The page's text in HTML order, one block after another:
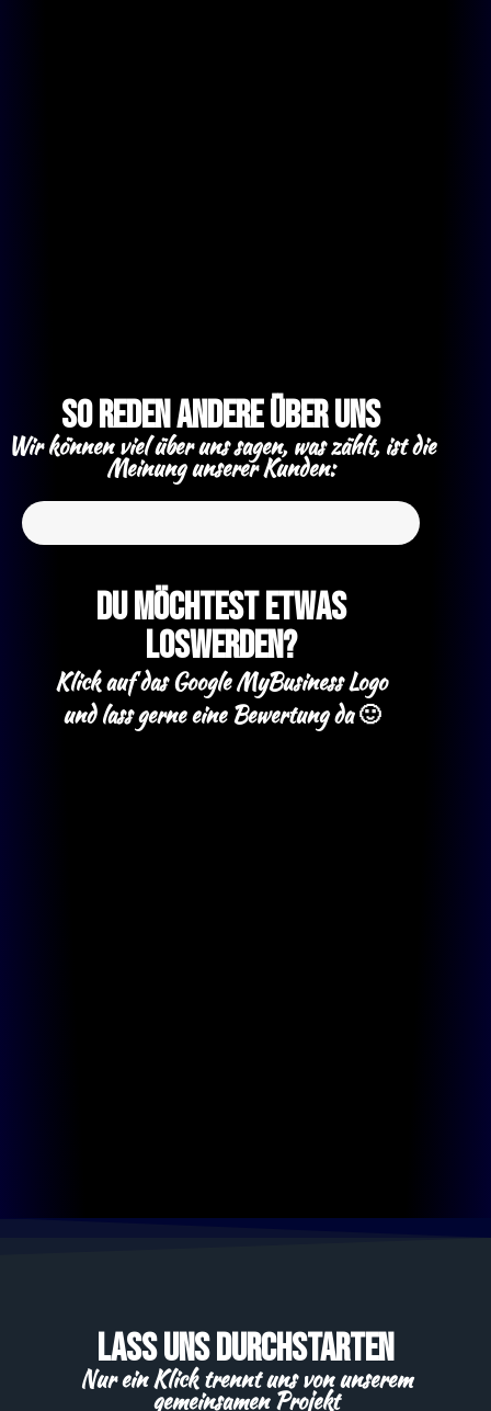
So reden andere über uns
Wir können viel über uns sagen, was zählt, ist die
Meinung unserer Kunden:
Du möchtest etwas
loswerden?
Klick auf das Google MyBusiness Logo
und lass gerne eine Bewertung da 🙂
Lass uns durchstarten
Nur ein Klick trennt uns von unserem
gemeinsamen Projekt